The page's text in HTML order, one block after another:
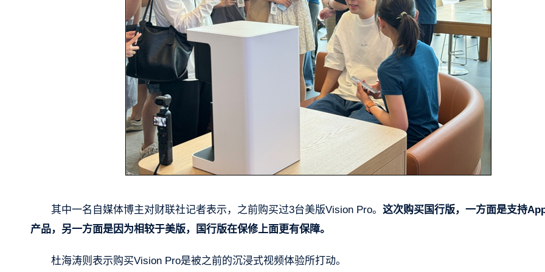
其中一名自媒体博主对财联社记者表示，之前购买过3台美版Vision Pro。 这次购买国行版，一方面是支持
产品，另一方面是因为相较于美版，国行版在保修上面更有保障。
杜海涛则表示购买Vision Pro是被之前的沉浸式视频体验所打动。